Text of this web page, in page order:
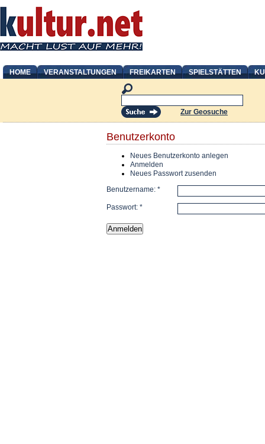
HOME VERANSTALTUNGEN FREIKARTEN SPIELSTÄTTEN
Zur Geosuche
Benutzerkonto
Neues Benutzerkonto anlegen
Anmelden
Neues Passwort zusenden
Benutzername: *
Passwort: *